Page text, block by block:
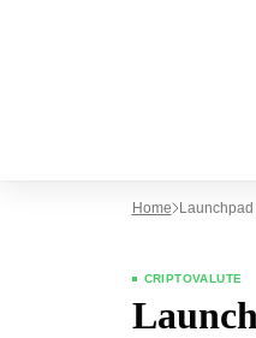
Home
CRIPTOVALUTE